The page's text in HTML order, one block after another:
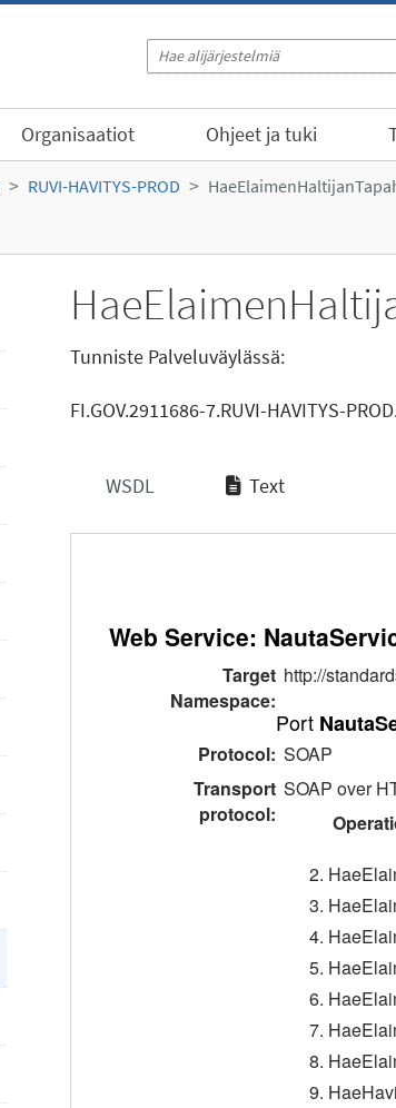
Organisaatiot Ohjeet ja tuki
RUVI-HAVITYS-PROD
Tunniste Palveluväylässä:
FI.GOV.2911686-7.RUVI-HAVITYS-
WSDL Text